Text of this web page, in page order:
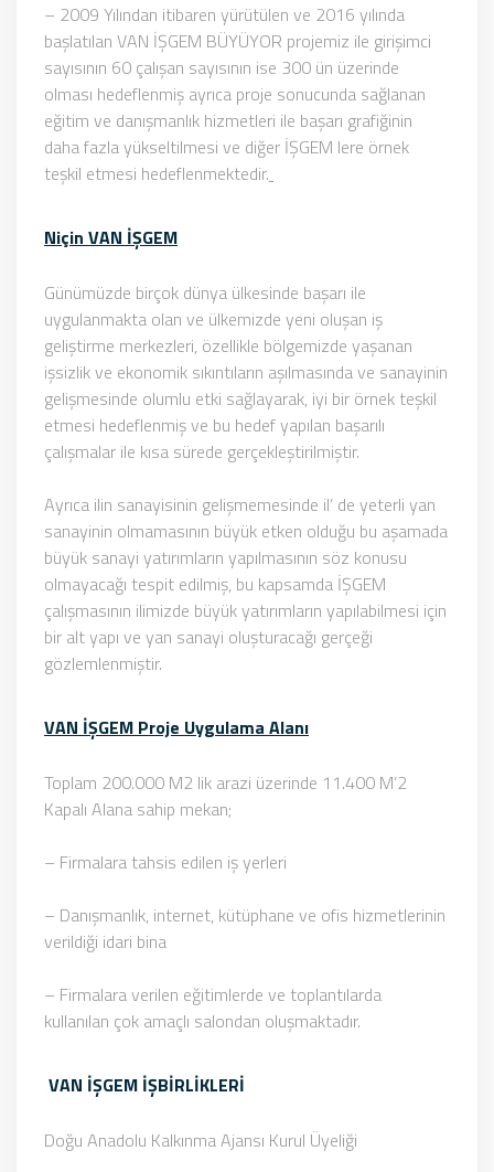
– 2009 Yılından itibaren yürütülen ve 2016 yılında
başlatılan VAN İŞGEM BÜYÜYOR projemiz ile girişimci
sayısının 60 çalışan sayısının ise 300 ün üzerinde
olması hedeflenmiş ayrıca proje sonucunda sağlanan
eğitim ve danışmanlık hizmetleri ile başarı grafiğinin
daha fazla yükseltilmesi ve diğer İŞGEM lere örnek
teşkil etmesi hedeflenmektedir.
Niçin VAN İŞGEM
Günümüzde birçok dünya ülkesinde başarı ile
uygulanmakta olan ve ülkemizde yeni oluşan iş
geliştirme merkezleri, özellikle bölgemizde yaşanan
işsizlik ve ekonomik sıkıntıların aşılmasında ve sanayinin
gelişmesinde olumlu etki sağlayarak, iyi bir örnek teşkil
etmesi hedeflenmiş ve bu hedef yapılan başarılı
çalışmalar ile kısa sürede gerçekleştirilmiştir.
Ayrıca ilin sanayisinin gelişmemesinde il’ de yeterli yan
sanayinin olmamasının büyük etken olduğu bu aşamada
büyük sanayi yatırımların yapılmasının söz konusu
olmayacağı tespit edilmiş, bu kapsamda İŞGEM
çalışmasının ilimizde büyük yatırımların yapılabilmesi için
bir alt yapı ve yan sanayi oluşturacağı gerçeği
gözlemlenmiştir.
VAN İŞGEM Proje Uygulama Alanı
Toplam 200.000 M2 lik arazi üzerinde 11.400 M’2
Kapalı Alana sahip mekan;
– Firmalara tahsis edilen iş yerleri
– Danışmanlık, internet, kütüphane ve ofis hizmetlerinin
verildiği idari bina
– Firmalara verilen eğitimlerde ve toplantılarda
kullanılan çok amaçlı salondan oluşmaktadır.
VAN İŞGEM İŞBİRLİKLERİ
Doğu Anadolu Kalkınma Ajansı Kurul Üyeliği